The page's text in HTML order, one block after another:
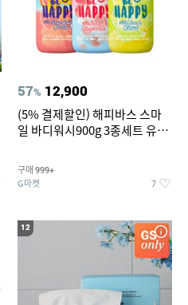
57% 12,900
(5% 결제할인) 해피바스 스마
일 바디워시900g 3종세트 유
구매 999+
G마켓 7
12